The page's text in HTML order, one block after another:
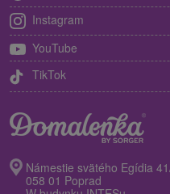
Instagram
YouTube
TikTok
Námestie svätého Egídia
058 01 Poprad